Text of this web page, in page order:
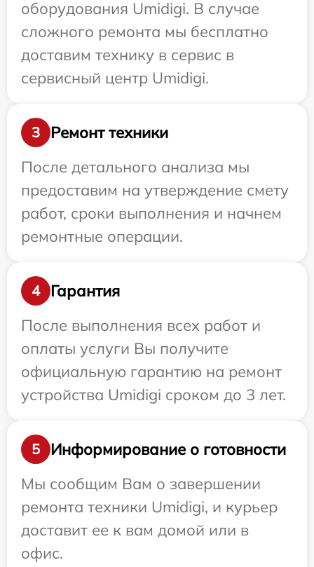
оборудования Umidigi. В случае
сложного ремонта мы бесплатно
доставим технику в сервис в
сервисный центр Umidigi.
3
Ремонт техники
После детального анализа мы
предоставим на утверждение смету
работ, сроки выполнения и начнем
ремонтные операции.
4
Гарантия
После выполнения всех работ и
оплаты услуги Вы получите
официальную гарантию на ремонт
устройства Umidigi сроком до 3 лет.
5
Информирование о готовности
Мы сообщим Вам о завершении
ремонта техники Umidigi, и курьер
доставит ее к вам домой или в
офис.